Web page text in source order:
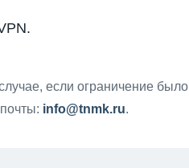
если ограничение было
info@tnmk.ru.